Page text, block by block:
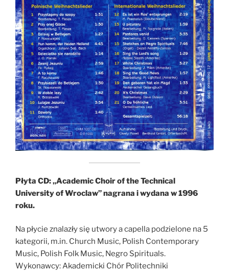
Płyta CD: „Academic Choir of the Technical
University of Wroclaw” nagrana i wydana w 1996
roku.
Na płycie znalazły się utwory a capella podzielone na 5
kategorii, m.in. Church Music, Polish Contemporary
Music, Polish Folk Music, Negro Spirituals.
Wykonawcy: Akademicki Chór Politechniki